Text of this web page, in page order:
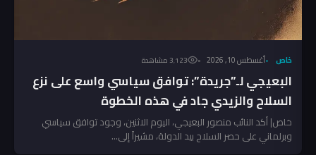
خاص أغسطس 10, 2026 3٬123 مشاهدة
البعيجي لـ”جريدة”: توافق سياسي واسع على نزع
السلاح والزيدي جاد في هذه الخطوة
خاص| أكد النائب منصور البعيجي، اليوم الاثنين، وجود توافق سياسي
وبرلماني على حصر السلاح بيد الدولة، مشيراً إلى...